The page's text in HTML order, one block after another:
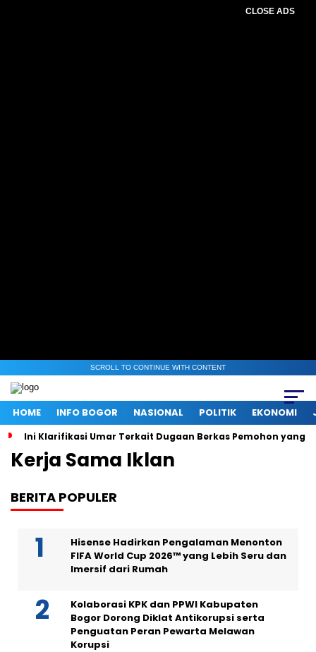
CLOSE ADS
SCROLL TO CONTINUE WITH CONTENT
HOME INFO BOGOR NASIONAL POLITIK EKONOMI
Ini Klarifikasi Umar Terkait Dugaan Berkas Pemohon yang
Kerja Sama Iklan
BERITA POPULER
Hisense Hadirkan Pengalaman Menonton
FIFA World Cup 2026™ yang Lebih Seru dan
Imersif dari Rumah
Kolaborasi KPK dan PPWI Kabupaten
Bogor Dorong Diklat Antikorupsi serta
Penguatan Peran Pewarta Melawan
Korupsi